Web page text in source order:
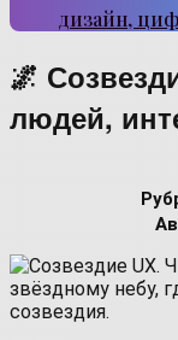
дизайн,
🌌
людей,